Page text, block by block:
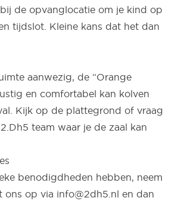
de opvanglocatie om je kind op
tijdslot. Kleine kans dat het dan
aanwezig, de “Orange
en comfortabel kan kolven
Kijk op de plattegrond of vraag
team waar je de zaal kan
benodigdheden hebben, neem
ons op via info@2dh5.nl en dan